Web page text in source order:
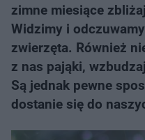
zimne miesiące
Widzimy i
zwierzęta. Również
z nas pająki,
Są jednak pewne
dostanie się do